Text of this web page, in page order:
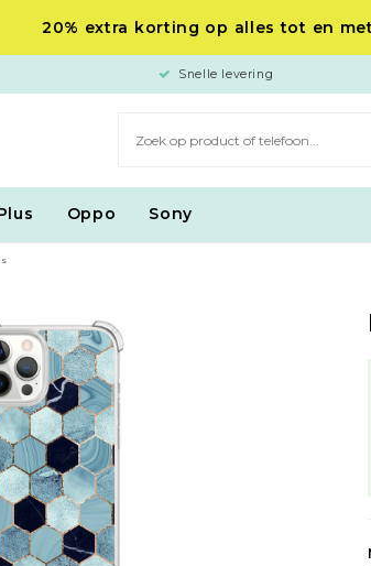
20% extra korting op alles tot en met
Snelle levering
Oppo Sony